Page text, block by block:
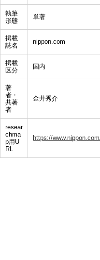
執筆
形態
単著
掲載
誌名
nippon.com
掲載
区分
国内
著
者・
共著
者
金井秀介
resear
chma
p用U
RL
https://